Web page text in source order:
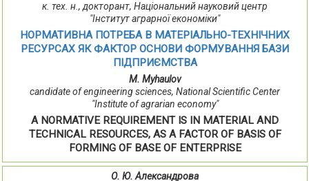
к. тех. н., докторант, Національний науковий центр
"Інститут аграрної економіки"
НОРМАТИВНА ПОТРЕБА В МАТЕРІАЛЬНО-ТЕХНІЧНИХ
РЕСУРСАХ ЯК ФАКТОР ОСНОВИ ФОРМУВАННЯ БАЗИ
ПІДПРИЄМСТВА
M. Мyhaulov
candidate of engineering sciences, National Scientific Center
"Institute of agrarian economy"
A NORMATIVE REQUIREMENT IS IN MATERIAL AND
TECHNICAL RESOURCES, AS A FACTOR OF BASIS OF
FORMING OF BASE OF ENTERPRISE
О. Ю. Александрова